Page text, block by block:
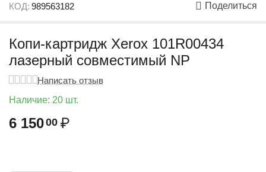
КОД: 989563182 Поделиться
Копи-картридж Xerox 101R00434
лазерный совместимый NP
Написать отзыв
Наличие: 20 шт.
6 15000 ₽